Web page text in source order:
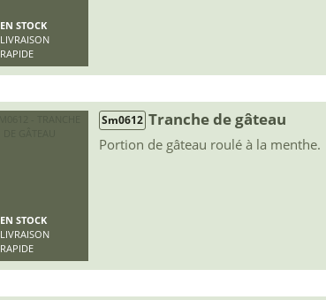
EN STOCK
LIVRAISON
RAPIDE
EN STOCK
LIVRAISON
RAPIDE
Sm0612 Tranche de gâteau
Portion de gâteau roulé à la menthe.